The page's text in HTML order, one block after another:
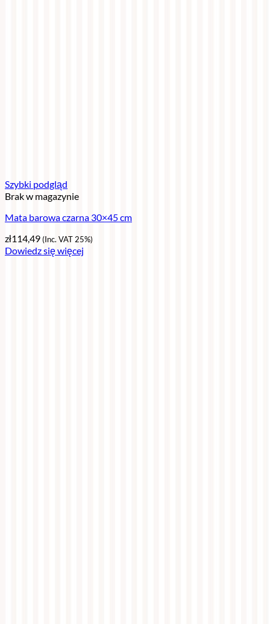
Szybki podgląd
Brak w magazynie
Mata barowa czarna 30×45 cm
zł114,49(Inc. VAT 25%)
Dowiedz się więcej